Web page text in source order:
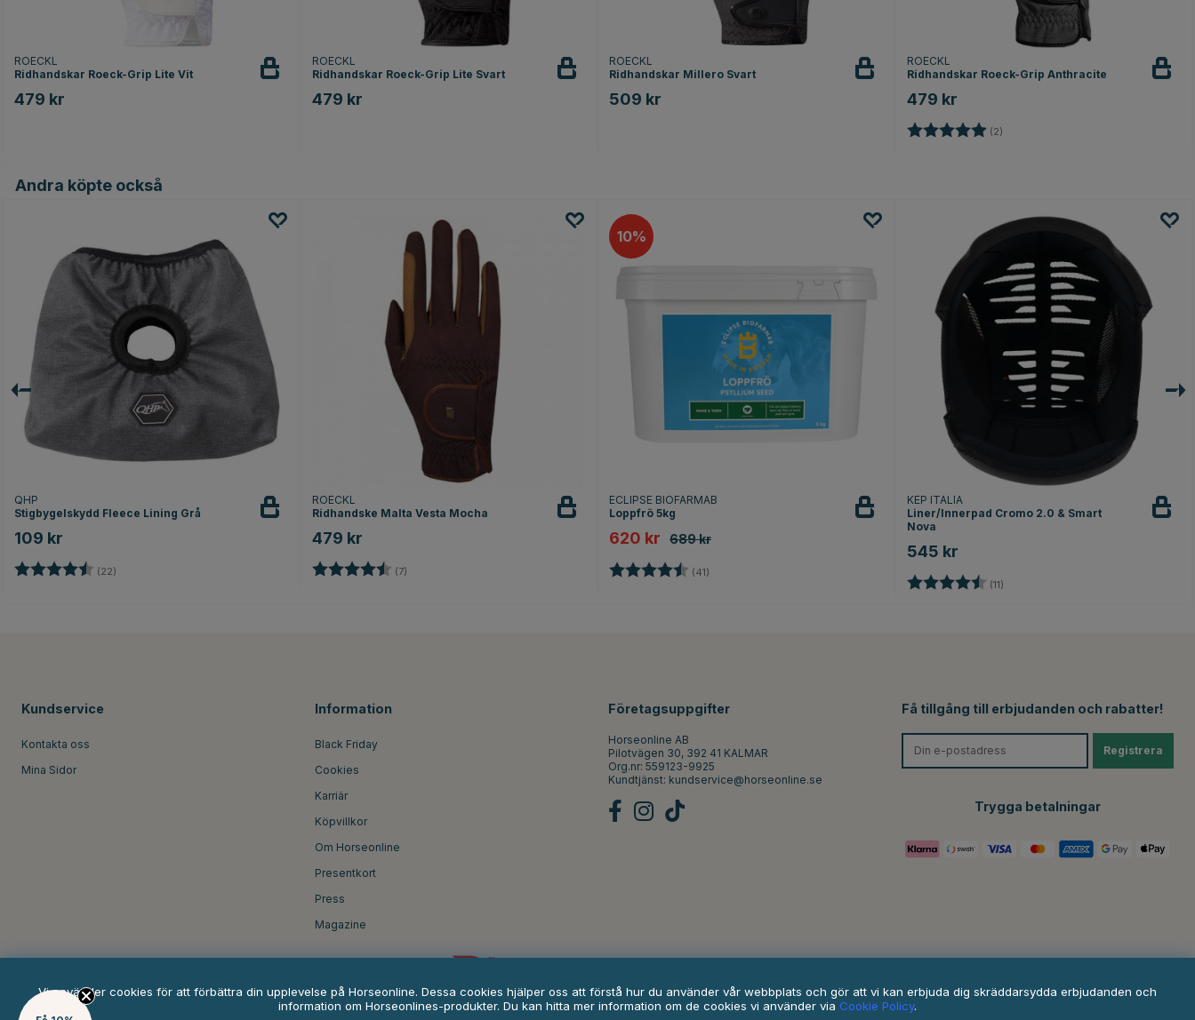
ROECKL
Ridhandskar Roeck-Grip Lite Vit
479 kr
ROECKL
Ridhandskar Roeck-Grip Lite Svart
479 kr
ROECKL
Ridhandskar Millero Svart
509 kr
ROECKL
Ridhandskar Roeck-Grip Anthracite
479 kr
Betyg: (2)
Andra köpte också
QHP
Stigbygelskydd Fleece Lining Grå
109 kr
Betyg: (22)
ROECKL
Ridhandske Malta Vesta Mocha
479 kr
Betyg: (7)
10
ECLIPSE BIOFARMAB
Loppfrö 5kg
620 kr 689 kr
Betyg: (41)
KEP ITALIA
Liner/Innerpad Cromo 2.0 & Smart
Nova
545 kr
Betyg: (11)
Kundservice
Kontakta oss
Mina Sidor
Information
Black Friday
Cookies
Karriär
Köpvillkor
Om Horseonline
Presentkort
Press
Magazine
Företagsuppgifter
Horseonline AB
Pilotvägen 30, 392 41 KALMAR
Org.nr: 559123-9925
Kundtjänst: kundservice@horseonline.se
Få tillgång till erbjudanden och rabatter!
Registrera
Trygga betalningar
Vi använder cookies för att förbättra din upplevelse på Horseonline. Dessa cookies hjälper oss att förstå hur du använder vår webbplats och gör att vi kan erbjuda dig skräddarsydda erbjudanden och
information om Horseonlines-produkter. Du kan hitta mer information om de cookies vi använder via Cookie Policy.